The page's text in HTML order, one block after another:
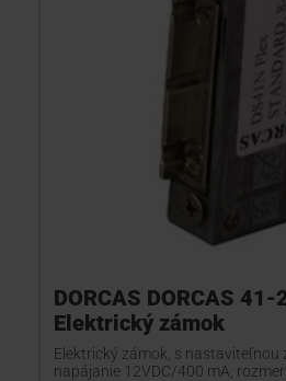
DORCAS DORCAS
Elektrický zámok
Elektrický zámok, s nastaviteľnou
napájanie 12VDC/400 mA,